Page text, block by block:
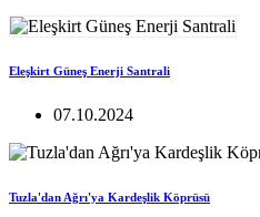
Eleşkirt Güneş Enerji Santrali
07.10.2024
Tuzla'dan Ağrı'ya Kardeşlik Köprüsü